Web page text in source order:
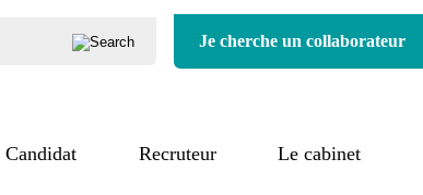
Je cherche un collaborateur
Candidat Recruteur
Notre processus Le cabinet
Qui sommes-